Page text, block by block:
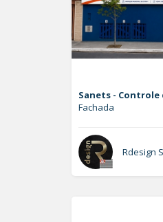
Sanets - Controle
Fachada
Rdesign